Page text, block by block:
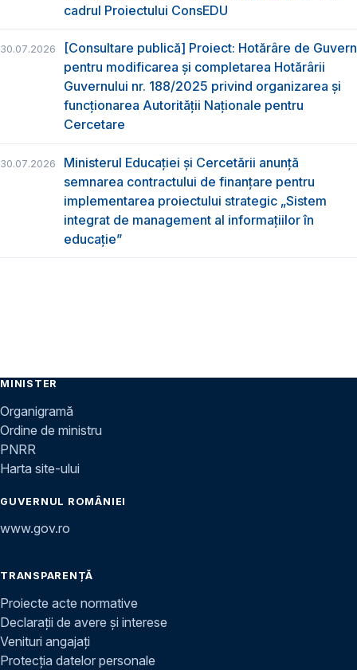
cadrul Proiectului ConsEDU
30.07.2026
[Consultare publică] Proiect: Hotărâre de Guvern
pentru modificarea și completarea Hotărârii
Guvernului nr. 188/2025 privind organizarea şi
funcţionarea Autorităţii Naţionale pentru
Cercetare
30.07.2026
Ministerul Educației și Cercetării anunță
semnarea contractului de finanțare pentru
implementarea proiectului strategic „Sistem
integrat de management al informațiilor în
educație”
MINISTER
Organigramă
Ordine de ministru
PNRR
Harta site-ului
GUVERNUL ROMÂNIEI
www.gov.ro
TRANSPARENȚĂ
Proiecte acte normative
Declarații de avere și interese
Venituri angajați
Protecția datelor personale